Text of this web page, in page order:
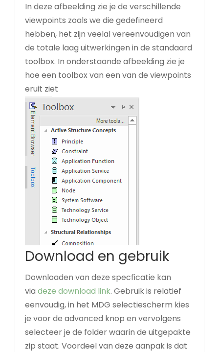
In deze afbeelding zie je de verschillende
viewpoints zoals we die gedefineerd
hebben, het zijn veelal vereenvoudigen van
de totale laag uitwerkingen in de standaard
toolbox. In onderstaande afbeelding zie je
hoe een toolbox van een van de viewpoints
eruit ziet
Download en gebruik
Downloaden van deze specficatie kan
via deze download link. Gebruik is relatief
eenvoudig, in het MDG selectiescherm kies
je voor de advanced knop en vervolgens
selecteer je de folder waarin de uitgepakte
zip staat. Voordeel van deze aanpak is dat